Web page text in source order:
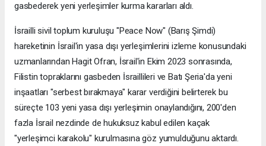
gasbederek yeni yerleşimler kurma kararları aldı.
İsrailli sivil toplum kuruluşu "Peace Now" (Barış Şimdi)
hareketinin İsrail'in yasa dışı yerleşimlerini izleme konusundaki
uzmanlarından Hagit Ofran, İsrail'in Ekim 2023 sonrasında,
Filistin topraklarını gasbeden İsraillileri ve Batı Şeria'da yeni
inşaatları "serbest bırakmaya" karar verdiğini belirterek bu
süreçte 103 yeni yasa dışı yerleşimin onaylandığını, 200'den
fazla İsrail nezdinde de hukuksuz kabul edilen kaçak
"yerleşimci karakolu" kurulmasına göz yumulduğunu aktardı.